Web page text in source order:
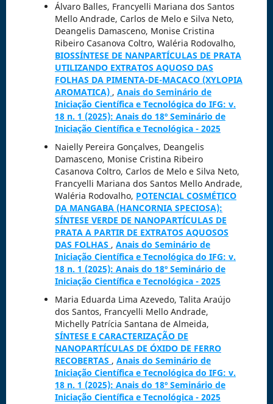
Álvaro Balles, Francyelli Mariana dos Santos
Mello Andrade, Carlos de Melo e Silva Neto,
Deangelis Damasceno, Monise Cristina
Ribeiro Casanova Coltro, Waléria Rodovalho,
BIOSSÍNTESE DE NANPARTÍCULAS DE PRATA
UTILIZANDO EXTRATOS AQUOSO DAS
FOLHAS DA PIMENTA-DE-MACACO (XYLOPIA
AROMATICA) , Anais do Seminário de
Iniciação Científica e Tecnológica do IFG: v.
18 n. 1 (2025): Anais do 18º Seminário de
Iniciação Científica e Tecnológica - 2025
Naielly Pereira Gonçalves, Deangelis
Damasceno, Monise Cristina Ribeiro
Casanova Coltro, Carlos de Melo e Silva Neto,
Francyelli Mariana dos Santos Mello Andrade,
Waléria Rodovalho, POTENCIAL COSMÉTICO
DA MANGABA (HANCORNIA SPECIOSA):
SÍNTESE VERDE DE NANOPARTÍCULAS DE
PRATA A PARTIR DE EXTRATOS AQUOSOS
DAS FOLHAS , Anais do Seminário de
Iniciação Científica e Tecnológica do IFG: v.
18 n. 1 (2025): Anais do 18º Seminário de
Iniciação Científica e Tecnológica - 2025
Maria Eduarda Lima Azevedo, Talita Araújo
dos Santos, Francyelli Mello Andrade,
Michelly Patrícia Santana de Almeida,
SÍNTESE E CARACTERIZAÇÃO DE
NANOPARTÍCULAS DE ÓXIDO DE FERRO
RECOBERTAS , Anais do Seminário de
Iniciação Científica e Tecnológica do IFG: v.
18 n. 1 (2025): Anais do 18º Seminário de
Iniciação Científica e Tecnológica - 2025